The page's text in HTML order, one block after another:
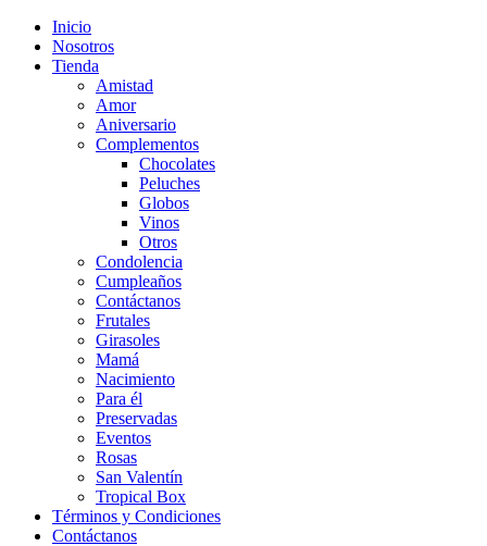
Inicio
Nosotros
Tienda
Amistad
Amor
Aniversario
Complementos
Chocolates
Peluches
Globos
Vinos
Otros
Condolencia
Cumpleaños
Contáctanos
Frutales
Girasoles
Mamá
Nacimiento
Para él
Preservadas
Eventos
Rosas
San Valentín
Tropical Box
Términos y Condiciones
Contáctanos